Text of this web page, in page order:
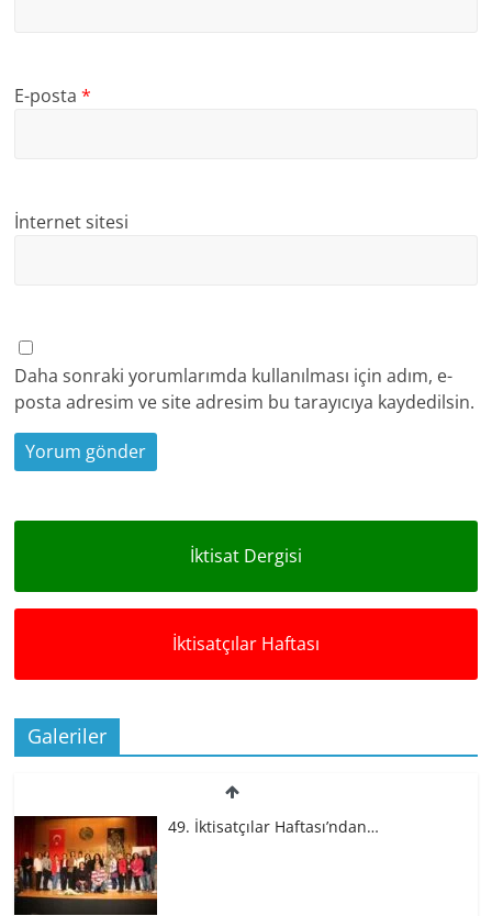
E-posta*
İnternet sitesi
Daha sonraki yorumlarımda kullanılması için adım, e-
posta adresim ve site adresim bu tarayıcıya kaydedilsin.
İktisat Dergisi
İktisatçılar Haftası
Galeriler
49. İktisatçılar Haftası’ndan…